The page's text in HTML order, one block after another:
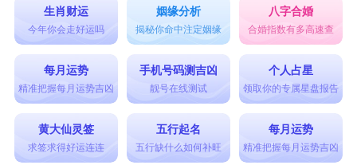
生肖财运
今年你会走好运吗
姻缘分析
揭秘你命中注定姻缘
八字合婚
合婚指数有多高速查
每月运势
精准把握每月运势吉凶
手机号码测吉凶
靓号在线测试
个人占星
领取你的专属星盘报告
黄大仙灵签
求签求得好运连连
五行起名
五行缺什么如何补旺
每月运势
精准把握每月运势吉凶